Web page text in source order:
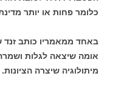
כלומר פחות או יותר
באחד ממאמריו כותב זנד
אומה שיצאה לגלות
מיתולוגיה שיצרה הציונות.